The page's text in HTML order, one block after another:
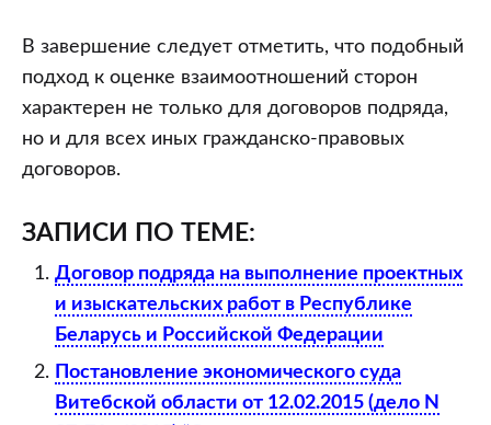
В завершение следует отметить, что подобный
подход к оценке взаимоотношений сторон
характерен не только для договоров подряда,
но и для всех иных гражданско-правовых
договоров.
ЗАПИСИ ПО ТЕМЕ:
Договор подряда на выполнение проектных
и изыскательских работ в Республике
Беларусь и Российской Федерации
Постановление экономического суда
Витебской области от 12.02.2015 (дело N